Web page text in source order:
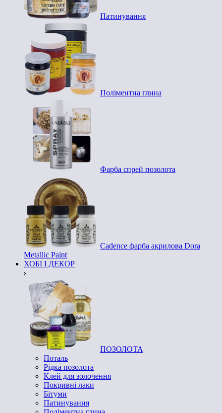
Патинування
Поліментна глина
Фарба спрей позолота
Cadence фарба акрилова Dora
Metallic Paint
ХОБІ І ДЕКОР
ПОЗОЛОТА
Поталь
Рідка позолота
Клей для золочення
Покривні лаки
Бітуми
Патинування